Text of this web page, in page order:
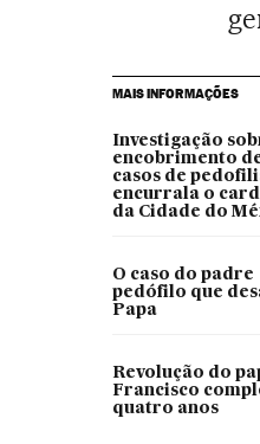
MAIS INFORMAÇÕES
Investigação
encobrimento de
casos de
encurrala o
da Cidade do
O caso do padre
pedófilo que
Papa
Revolução do
Francisco
quatro anos